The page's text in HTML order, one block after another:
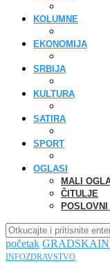
KOLUMNE
EKONOMIJA
SRBIJA
KULTURA
SATIRA
SPORT
OGLASI
MALI
ČITULJE
POSLOVNI
početak GRADSKA
INFOZDRAVSTVO